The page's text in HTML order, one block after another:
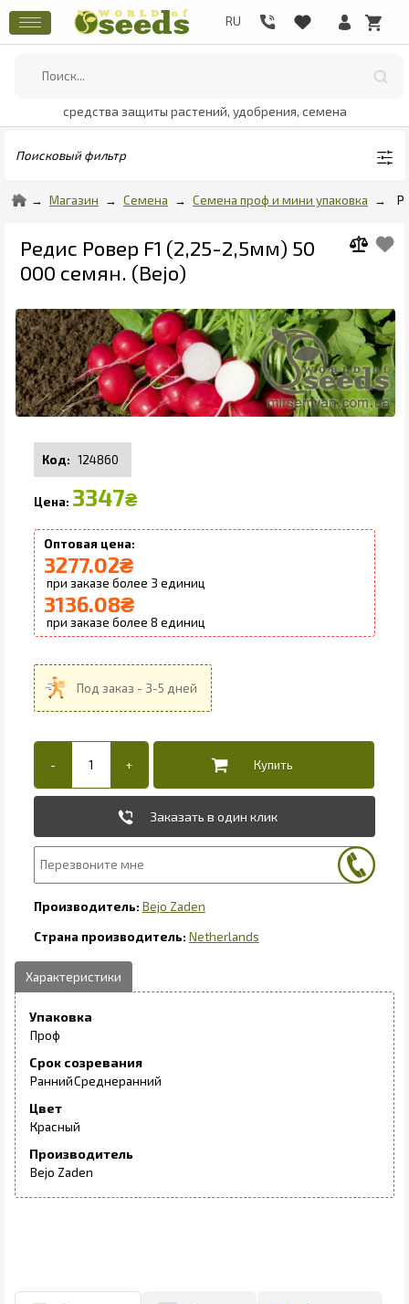
средства защиты растений, удобрения, семена
Поисковый фильтр
Магазин Семена Семена проф и мини упаковка
Редис Ровер F1 (2,25-2,5мм) 50
000 семян. (Bejo)
124860
3347₴
3277.02₴
3
3136.08₴
8
Заказать в один клик
Bejo Zaden
Netherlands
Упаковка
Проф
Срок созревания
РаннийСреднеранний
Цвет
Красный
Производитель
Bejo Zaden